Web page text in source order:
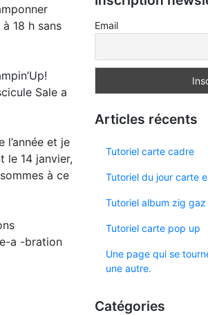
18 h sans
Sale a
et je
le 14 janvier,
à ce
a -bration
Email
Articles récents
Tutoriel carte cadre
Tutoriel du jour carte
Tutoriel album zig gaz
Tutoriel carte pop up
Une page qui se
une autre.
Catégories